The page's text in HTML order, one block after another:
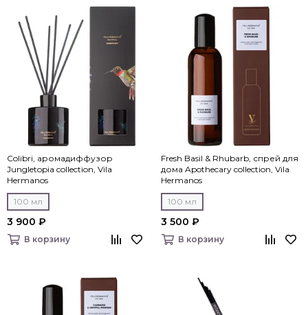
Colibri, аромадиффузор
Jungletopia collection, Vila
Hermanos
100 мл
3 900 ₽
В корзину
Fresh Basil & Rhubarb, спрей для
дома Apothecary collection, Vila
Hermanos
100 мл
3 500 ₽
В корзину